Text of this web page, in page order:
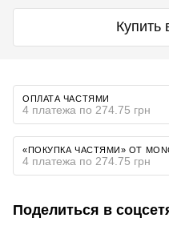
Купить
ОПЛАТА ЧАСТЯМИ
4 платежа по 274.75 грн
«ПОКУПКА ЧАСТЯМИ» ОТ
4 платежа по 274.75 грн
Поделиться в